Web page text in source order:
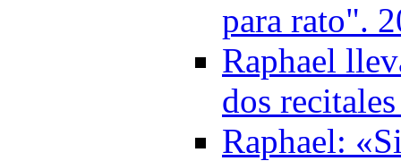
para rato".
Raphael
dos
Raphael: